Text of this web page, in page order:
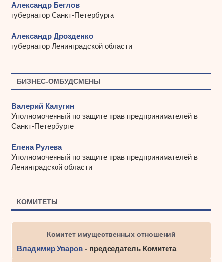
Александр Беглов
губернатор Санкт-Петербурга
Александр Дрозденко
губернатор Ленинградской области
БИЗНЕС-ОМБУДСМЕНЫ
Валерий Калугин
Уполномоченный по защите прав предпринимателей в
Санкт-Петербурге
Елена Рулева
Уполномоченный по защите прав предпринимателей в
Ленинградской области
КОМИТЕТЫ
Комитет имущественных отношений
Владимир Уваров- председатель Комитета